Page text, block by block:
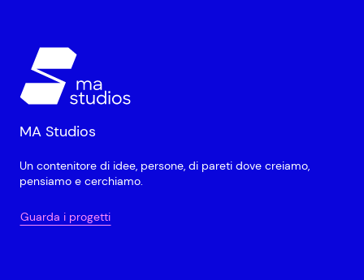
MA Studios
Un contenitore di idee, persone, di pareti dove creiamo,
pensiamo e cerchiamo.
Guarda i progetti